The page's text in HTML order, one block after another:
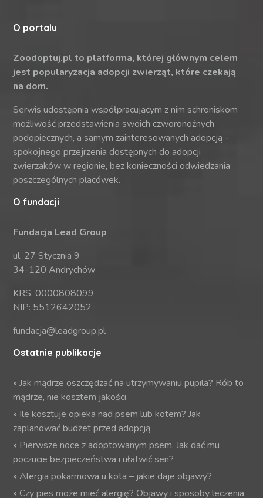
O portalu
Zoodoptuj.pl to platforma, której głównym celem
jest popularyzacja adopcji zwierząt, które czekają
na dom.
Serwis udostępnia współpracującym z nim schroniskom
możliwość przedstawienia swoich czworonożnych
podopiecznych, a samym zainteresowanych adopcją -
spokojnego przejrzenia dostępnych do adopcji
zwierzaków w regionie, bez konieczności odwiedzania
poszczególnych placówek.
O fundacji
Fundacja Lead Group
ul. 27 Stycznia 9
34-120 Andrychów
KRS: 0000808099
NIP: 5512642052
fundacja@leadgroup.pl
Ostatnie publikacje
»Jak mądrze oszczędzać na utrzymywaniu pupila? Rób to
mądrze, nie kosztem jakości
» Ile kosztuje opieka nad psem lub kotem? Jak
zaplanować budżet przed adopcją
» Pierwsze noce z adoptowanym psem. Jak dać mu
poczucie bezpieczeństwa i ułatwić sen?
»Alergia pokarmowa u kota – jakie daje objawy?
»Czy pies może mieć alergię? Objawy i sposoby leczenia